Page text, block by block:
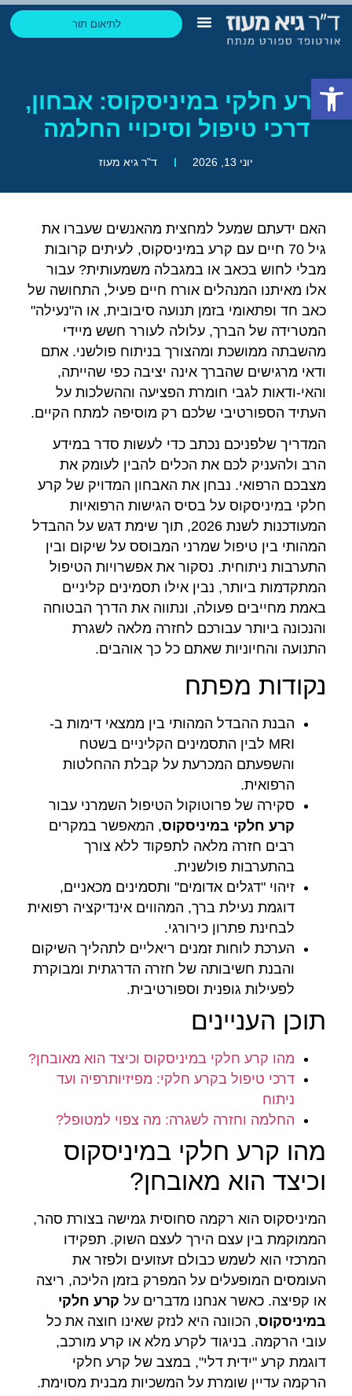
לתיאום תור
קרע חלקי במיניסקוס: אבחון,
דרכי טיפול וסיכויי החלמה
יוני 13, 2026 ד"ר גיא מעוז
האם ידעתם שמעל למחצית מהאנשים שעברו את
גיל 70 חיים עם קרע במיניסקוס, לעיתים קרובות
מבלי לחוש בכאב או במגבלה משמעותית? עבור
אלו מאיתנו המנהלים אורח חיים פעיל, התחושה של
כאב חד ופתאומי בזמן תנועה סיבובית, או ה"נעילה"
המטרידה של הברך, עלולה לעורר חשש מיידי
מהשבתה ממושכת ומהצורך בניתוח פולשני. אתם
ודאי מרגישים שהברך אינה יציבה כפי שהייתה,
והאי-ודאות לגבי חומרת הפציעה וההשלכות על
העתיד הספורטיבי שלכם רק מוסיפה למתח הקיים.
המדריך שלפניכם נכתב כדי לעשות סדר במידע
הרב ולהעניק לכם את הכלים להבין לעומק את
מצבכם הרפואי. נבחן את האבחון המדויק של קרע
חלקי במיניסקוס על בסיס הגישות הרפואיות
המעודכנות לשנת 2026, תוך שימת דגש על ההבדל
המהותי בין טיפול שמרני המבוסס על שיקום ובין
התערבות ניתוחית. נסקור את אפשרויות הטיפול
המתקדמות ביותר, נבין אילו תסמינים קליניים
באמת מחייבים פעולה, ונתווה את הדרך הבטוחה
והנכונה ביותר עבורכם לחזרה מלאה לשגרת
התנועה והחיוניות שאתם כל כך אוהבים.
נקודות מפתח
הבנת ההבדל המהותי בין ממצאי דימות ב-
MRI לבין התסמינים הקליניים בשטח
והשפעתם המכרעת על קבלת ההחלטות
הרפואית.
סקירה של פרוטוקול הטיפול השמרני עבור
קרע חלקי במיניסקוס, המאפשר במקרים
רבים חזרה מלאה לתפקוד ללא צורך
בהתערבות פולשנית.
זיהוי "דגלים אדומים" ותסמינים מכאניים,
דוגמת נעילת ברך, המהווים אינדיקציה רפואית
לבחינת פתרון כירורגי.
הערכת לוחות זמנים ריאליים לתהליך השיקום
והבנת חשיבותה של חזרה הדרגתית ומבוקרת
לפעילות גופנית וספורטיבית.
תוכן העניינים
מהו קרע חלקי במיניסקוס וכיצד הוא מאובחן?
דרכי טיפול בקרע חלקי: מפיזיותרפיה ועד
ניתוח
החלמה וחזרה לשגרה: מה צפוי למטופל?
מהו קרע חלקי במיניסקוס
וכיצד הוא מאובחן?
המיניסקוס הוא רקמה סחוסית גמישה בצורת סהר,
הממוקמת בין עצם הירך לעצם השוק. תפקידו
המרכזי הוא לשמש כבולם זעזועים ולפזר את
העומסים המופעלים על המפרק בזמן הליכה, ריצה
או קפיצה. כאשר אנחנו מדברים על קרע חלקי
במיניסקוס, הכוונה היא לנזק שאינו חוצה את כל
עובי הרקמה. בניגוד לקרע מלא או קרע מורכב,
דוגמת קרע "ידית דלי", במצב של קרע חלקי
הרקמה עדיין שומרת על המשכיות מבנית מסוימת.
פתח סרגל נגישות